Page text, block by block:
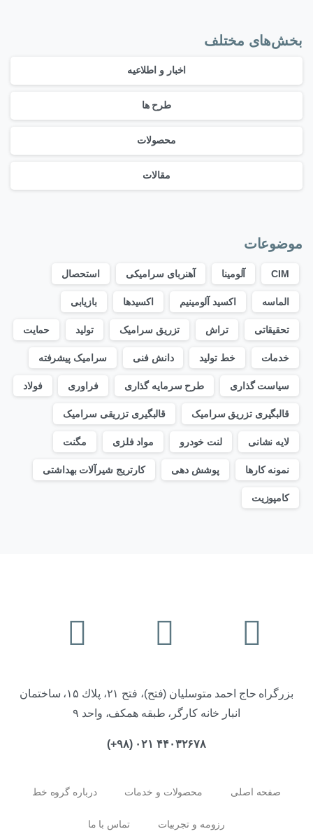
بخش‌های مختلف
اخبار و اطلاعیه
طرح ها
محصولات
مقالات
موضوعات
CIM آلومینا آهنربای سرامیکی استحصال
الماسه اکسید آلومینیم اکسیدها بازیابی
تحقیقاتی تراش تزریق سرامیک تولید حمایت
خدمات خط تولید دانش فنی سرامیک پیشرفته
سیاست گذاری طرح سرمایه گذاری فراوری فولاد
قالبگیری تزریق سرامیک قالبگیری تزریقی سرامیک
لایه نشانی لنت خودرو مواد فلزی مگنت
نمونه کارها پوشش دهی کارتریج شیرآلات بهداشتی
کامپوزیت
بزرگراه حاج احمد متوسليان (فتح)، فتح ۲۱، پلاك ۱۵، ساختمان
انبار خانه كارگر، طبقه همكف، واحد ۹
۴۴۰۳۲۶۷۸ ۰۲۱ (۹۸+)
صفحه اصلی محصولات و خدمات درباره گروه خط
رزومه و تجربیات تماس با ما